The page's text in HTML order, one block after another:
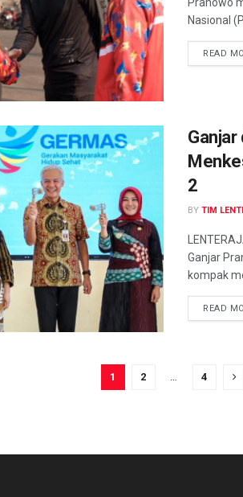
Nasional
READ
Ganjar
2
BY TIM
Ganjar
kompak
READ
1 2 … 4